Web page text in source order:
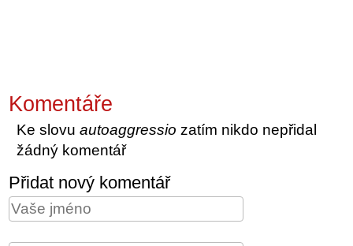
Komentáře
Ke slovuautoaggressio zatím nikdo nepřidal
žádný komentář
Přidat nový komentář